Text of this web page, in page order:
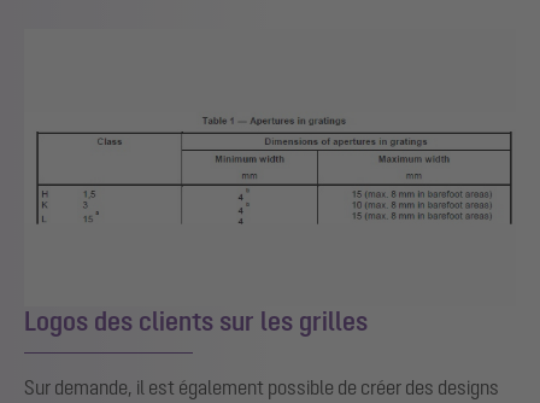
Logos des clients sur les grilles
Sur demande, il est également possible de créer des designs